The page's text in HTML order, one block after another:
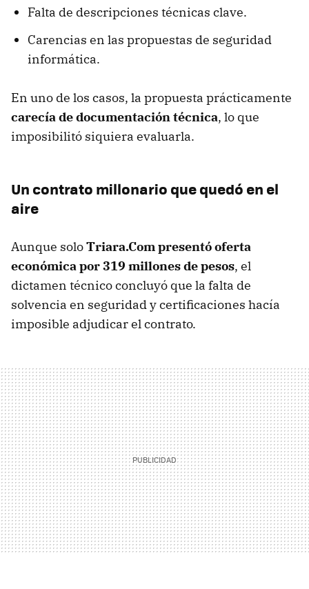
Falta de descripciones técnicas clave.
Carencias en las propuestas de seguridad
informática.
En uno de los casos, la propuesta prácticamente
carecía de documentación técnica, lo que
imposibilitó siquiera evaluarla.
Un contrato millonario que quedó en el
aire
Aunque soloTriara.Com presentó oferta
económica por 319 millones de pesos, el
dictamen técnico concluyó que la falta de
solvencia en seguridad y certificaciones hacía
imposible adjudicar el contrato.